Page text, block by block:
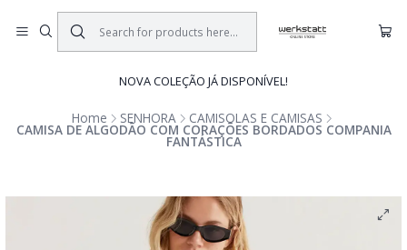
NOVA COLEÇÃO JÁ DISPONÍVEL!
Home SENHORA CAMISOLAS E CAMISAS
CAMISA DE ALGODÃO COM CORAÇÕES BORDADOS COMPANIA
FANTÁSTICA